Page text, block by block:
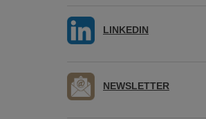
LINKEDIN
NEWSLETTER